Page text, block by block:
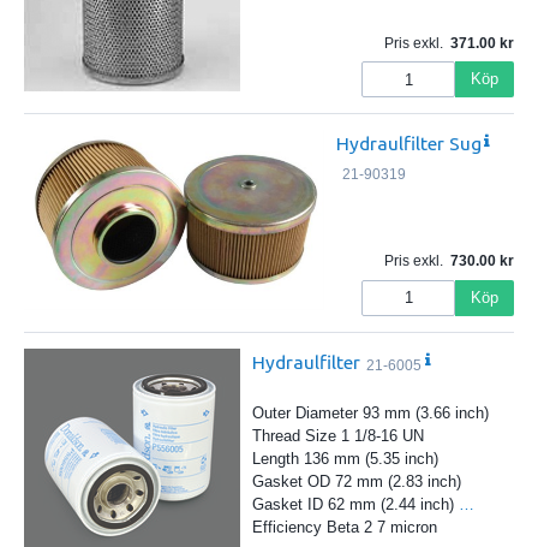
Pris exkl. 371.00
Köp
Hydraulfilter Sug
21-90319
Pris exkl. 730.00
Köp
Hydraulfilter 21-6005
Outer Diameter 93 mm (3.66 inch)
Thread Size 1 1/8-16 UN
Length 136 mm (5.35 inch)
Gasket OD 72 mm (2.83 inch)
Gasket ID 62 mm (2.44 inch) …
Efficiency Beta 2 7 micron